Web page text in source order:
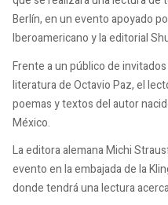
Berlín, en un evento apoyado
Iberoamericano y la editorial
Frente a un público de
literatura de Octavio Paz, el
poemas y textos del autor
México.
La editora alemana Michi
evento en la embajada de la
donde tendrá una lectura